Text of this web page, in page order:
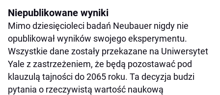
Niepublikowane wyniki
Mimo dziesięcioleci badań Neubauer nigdy nie
opublikował wyników swojego eksperymentu.
Wszystkie dane zostały przekazane na Uniwersytet
Yale z zastrzeżeniem, że będą pozostawać pod
klauzulą tajności do 2065 roku. Ta decyzja budzi
pytania o rzeczywistą wartość naukową